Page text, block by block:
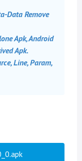
Data Remove
Apk, Android
Apk.
Line, Param,